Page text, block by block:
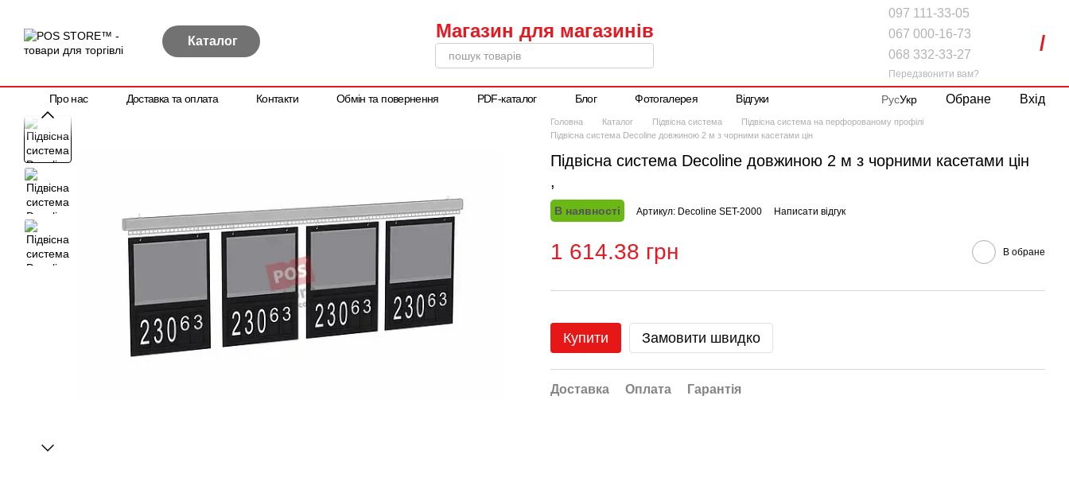
Каталог
097 111-33-05
067 000-16-73
068 332-33-27
Передзвонити вам?
Про нас Доставка та оплата Контакти Обмін та повернення PDF-каталог Блог Фотогалерея
Відгуки
Політика конфіденційності
РусУкр Обране Вхід
Головна Каталог Підвісна система
Підвісна система на перфорованому профілі
Підвісна система Decoline довжиною 2 м з чорними касетами цін
Підвісна система Decoline довжиною 2 м з чорними касетами цін
,
В наявності Артикул: Decoline SET-2000 Написати відгук
1 614.38 грн В обране
Купити Замовити швидко
Доставка Оплата Гарантія